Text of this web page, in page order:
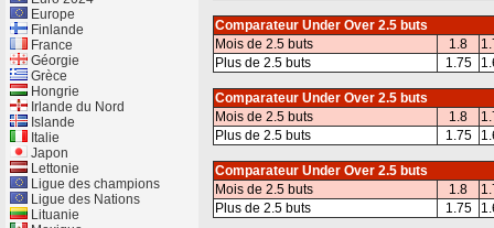
Comparateur Under Over 2.5 buts
Mois de 2.5 buts
1.8
Plus de 2.5 buts
1.75
Comparateur Under Over 2.5 buts
Mois de 2.5 buts
1.8
Plus de 2.5 buts
1.75
Comparateur Under Over 2.5 buts
Mois de 2.5 buts
1.8
Plus de 2.5 buts
1.75
Europe
Finlande
France
Géorgie
Grèce
Hongrie
Irlande du Nord
Islande
Italie
Japon
Lettonie
Ligue des champions
Ligue des Nations
Lituanie